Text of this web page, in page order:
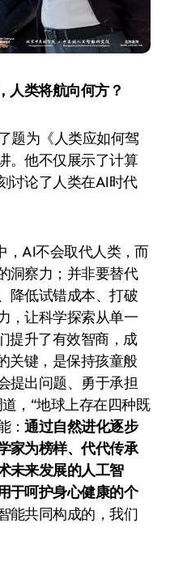
人类将航向何方？
题为《人类应如何驾
。他不仅展示了计算
讨论了人类在AI时代
，AI不会取代人类，而
洞察力；并非要替代
降低试错成本、打破
，让科学探索从单一
提升了有效智商，成
关键，是保持孩童般
提出问题、勇于承担
，“地球上存在四种既
：通过自然进化逐步
家为榜样、代代传承
未来发展的人工智
于呵护身心健康的个
能共同构成的，我们